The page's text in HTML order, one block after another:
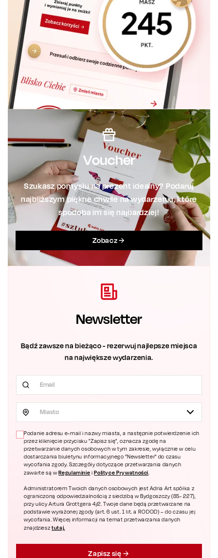
Voucher
Szukasz pomysłu na prezent idealny? Podaruj
najbliższym piękne chwile na wydarzeniu, które
spodoba im się najbardziej!
Zobacz
Newsletter
Bądź zawsze na bieżąco - rezerwuj najlepsze miejsca
na największe wydarzenia.
Miasto
Podanie adresu e-mail i nazwy miasta, a następnie potwierdzenie ich
przez kliknięcie przycisku "Zapisz się", oznacza zgodę na
przetwarzanie danych osobowych w tym zakresie, wyłącznie w celu
dostarczania biuletynu informacyjnego "Newsletter" do czasu
wycofania zgody. Szczegóły dotyczące przetwarzania danych
zawarte są wRegulaminie iPolityce Prywatności.
Administratorem Twoich danych osobowych jest Adria Art spółka z
ograniczoną odpowiedzialnością z siedzibą w Bydgoszczy (85- 227),
przy ulicy Artura Grottgera 4/2. Twoje dane będą przetwarzane na
podstawie wyrażonej zgody (art. 6 ust. 1 lit. a RODOD) – do czasu jej
wycofania. Więcej informacji na temat przetwarzania danych
znajdziesztutaj.
Zapisz się